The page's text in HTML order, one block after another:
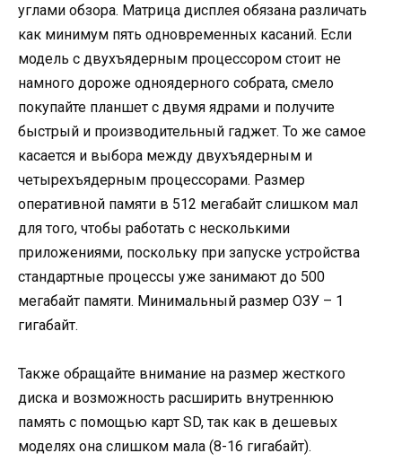
углами обзора. Матрица дисплея обязана различать
как минимум пять одновременных касаний. Если
модель с двухъядерным процессором стоит не
намного дороже одноядерного собрата, смело
покупайте планшет с двумя ядрами и получите
быстрый и производительный гаджет. То же самое
касается и выбора между двухъядерным и
четырехъядерным процессорами. Размер
оперативной памяти в 512 мегабайт слишком мал
для того, чтобы работать с несколькими
приложениями, поскольку при запуске устройства
стандартные процессы уже занимают до 500
мегабайт памяти. Минимальный размер ОЗУ – 1
гигабайт.
Также обращайте внимание на размер жесткого
диска и возможность расширить внутреннюю
память с помощью карт SD, так как в дешевых
моделях она слишком мала (8-16 гигабайт).